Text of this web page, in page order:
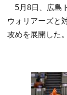
5月8日、広島
ウォリアーズと
攻めを展開した。